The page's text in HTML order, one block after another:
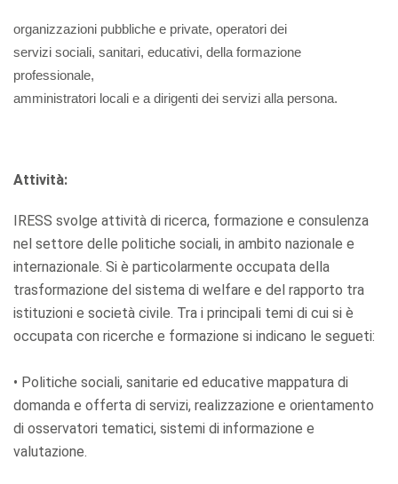
organizzazioni pubbliche e private, operatori dei
servizi sociali, sanitari, educativi, della formazione
professionale,
amministratori locali e a dirigenti dei servizi alla persona.
Attività:
IRESS svolge attività di ricerca, formazione e consulenza
nel settore delle politiche sociali, in ambito nazionale e
internazionale. Si è particolarmente occupata della
trasformazione del sistema di welfare e del rapporto tra
istituzioni e società civile. Tra i principali temi di cui si è
occupata con ricerche e formazione si indicano le segueti:
• Politiche sociali, sanitarie ed educative mappatura di
domanda e offerta di servizi, realizzazione e orientamento
di osservatori tematici, sistemi di informazione e
valutazione.